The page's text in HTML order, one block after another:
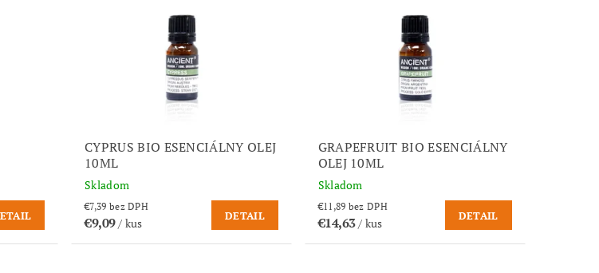
CYPRUS BIO ESENCIÁLNY OLEJ
10ML
Skladom
€7,39 bez DPH
€9,09/ kus
DETAIL
GRAPEFRUIT BIO ESENCIÁLNY
OLEJ 10ML
Skladom
€11,89 bez DPH
€14,63/ kus
DETAIL